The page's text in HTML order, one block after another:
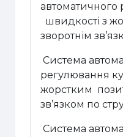
автоматичного
швидкості з
зворотнім
Система
регулювання
жорстким
зв’язком по
Система